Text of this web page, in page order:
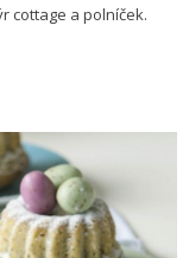
cottage a polníček.